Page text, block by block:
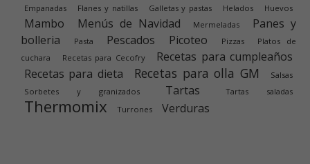
Empanadas Flanes y natillas Galletas y pastas Helados Huevos
Mambo Menús de Navidad Mermeladas
Panes y
bolleria
Pasta Pescados Picoteo Pizzas
Platos de
cuchara
Recetas para Cecofry
Recetas para cumpleaños
Recetas para dieta
Recetas para olla GM
Salsas
Sorbetes y granizados
Tartas Tartas saladas
Thermomix Turrones Verduras